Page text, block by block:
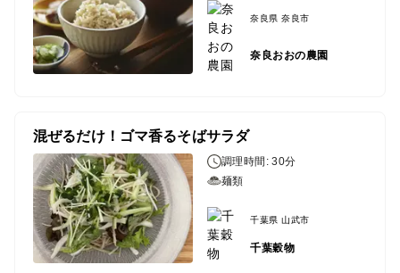
奈良県 奈良市
奈良おおの農園
混ぜるだけ！ゴマ香るそばサラダ
調理時間: 30分
麺類
千葉県 山武市
千葉穀物